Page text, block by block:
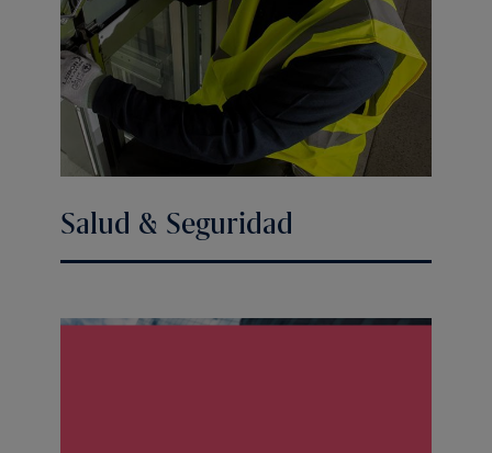
Salud & Seguridad